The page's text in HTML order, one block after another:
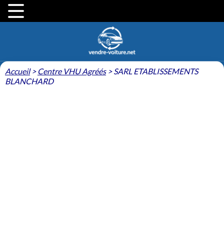
Accueil> Centre VHU Agréés>SARL ETABLISSEMENTS
BLANCHARD